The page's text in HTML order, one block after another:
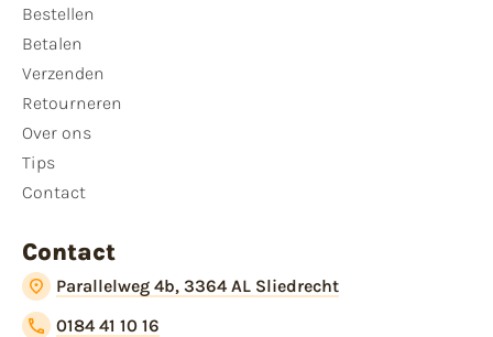
Bestellen
Betalen
Verzenden
Retourneren
Over ons
Tips
Contact
Contact
Parallelweg 4b, 3364 AL Sliedrecht
0184 41 10 16